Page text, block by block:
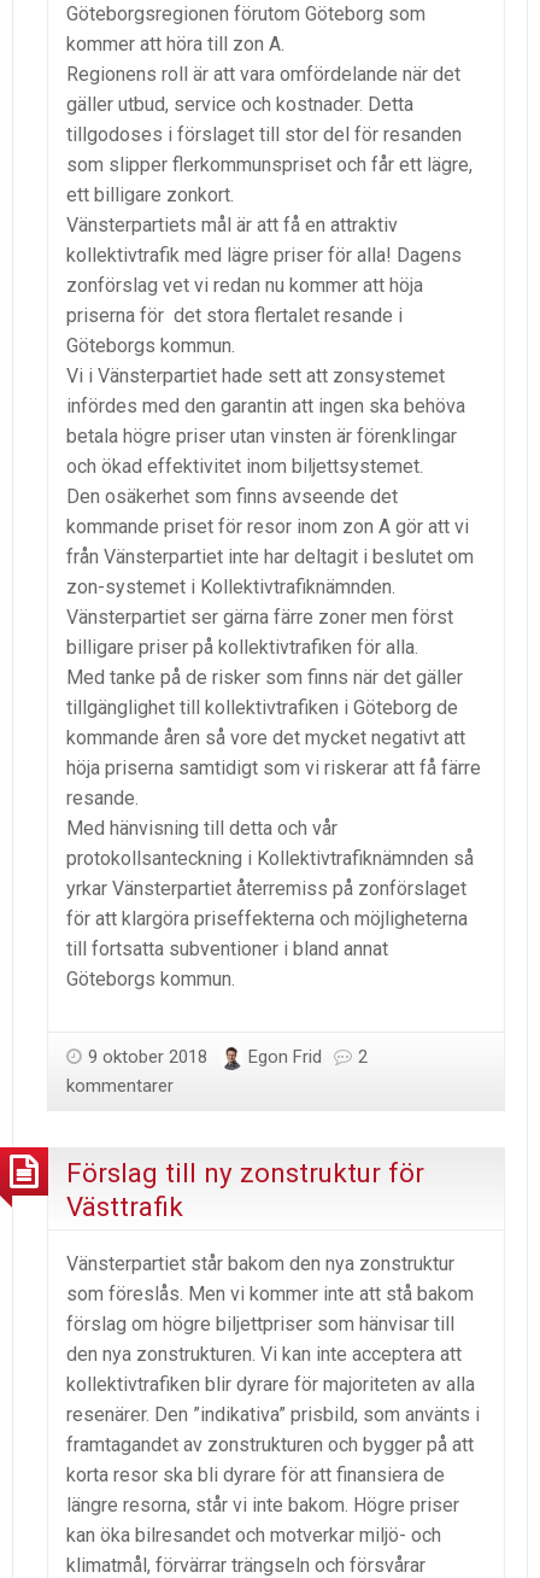
Göteborgsregionen förutom Göteborg som
kommer att höra till zon A.
Regionens roll är att vara omfördelande när det
gäller utbud, service och kostnader. Detta
tillgodoses i förslaget till stor del för resanden
som slipper flerkommunspriset och får ett lägre,
ett billigare zonkort.
Vänsterpartiets mål är att få en attraktiv
kollektivtrafik med lägre priser för alla! Dagens
zonförslag vet vi redan nu kommer att höja
priserna för det stora flertalet resande i
Göteborgs kommun.
Vi i Vänsterpartiet hade sett att zonsystemet
infördes med den garantin att ingen ska behöva
betala högre priser utan vinsten är förenklingar
och ökad effektivitet inom biljettsystemet.
Den osäkerhet som finns avseende det
kommande priset för resor inom zon A gör att vi
från Vänsterpartiet inte har deltagit i beslutet om
zon-systemet i Kollektivtrafiknämnden.
Vänsterpartiet ser gärna färre zoner men först
billigare priser på kollektivtrafiken för alla.
Med tanke på de risker som finns när det gäller
tillgänglighet till kollektivtrafiken i Göteborg de
kommande åren så vore det mycket negativt att
höja priserna samtidigt som vi riskerar att få färre
resande.
Med hänvisning till detta och vår
protokollsanteckning i Kollektivtrafiknämnden så
yrkar Vänsterpartiet återremiss på zonförslaget
för att klargöra priseffekterna och möjligheterna
till fortsatta subventioner i bland annat
Göteborgs kommun.
9 oktober 2018 Egon Frid
2
kommentarer
Förslag till ny zonstruktur för
Västtrafik
Vänsterpartiet står bakom den nya zonstruktur
som föreslås. Men vi kommer inte att stå bakom
förslag om högre biljettpriser som hänvisar till
den nya zonstrukturen. Vi kan inte acceptera att
kollektivtrafiken blir dyrare för majoriteten av alla
resenärer. Den ”indikativa” prisbild, som använts i
framtagandet av zonstrukturen och bygger på att
korta resor ska bli dyrare för att finansiera de
längre resorna, står vi inte bakom. Högre priser
kan öka bilresandet och motverkar miljö- och
klimatmål, förvärrar trängseln och försvårar